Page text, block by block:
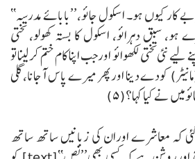
کار کیوں ہو۔ اسکول جائو،’’بابائے مدرسہ‘‘
سبق دہرائو، اسکول کا بستہ کھولو، تختی
نئی تختی لکھوائو اورجب اپنا کام ختم کرلینا تو
کودے دینا اورپھر میرے پاس آجانا، گلی
میں نے کیا کہا؟(۵)
کہ معاشرے اوران کی زبانیں ساتھ ساتھ